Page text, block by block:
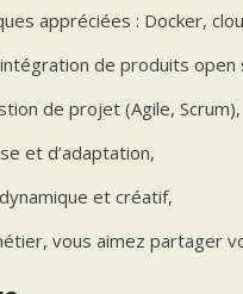
appréciées : Docker,
de produits
de projet (Agile, Scrum),
et d’adaptation,
et créatif,
vous aimez partager